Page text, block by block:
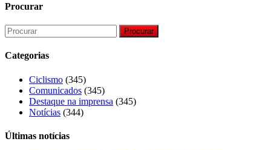
Procurar
Procurar
Categorias
Ciclismo (345)
Comunicados (345)
Destaque na imprensa (345)
Notícias (344)
Últimas notícias